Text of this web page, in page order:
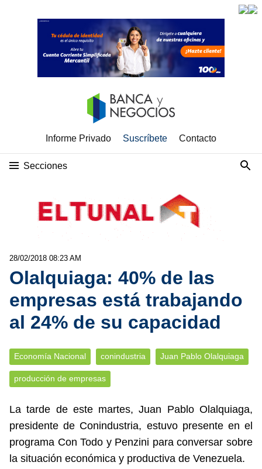
Informe Privado Suscríbete Contacto
Secciones
28/02/2018 08:23 AM
Olalquiaga: 40% de las
empresas está trabajando
al 24% de su capacidad
Economía Nacional conindustria Juan Pablo Olalquiaga
producción de empresas
La tarde de este martes, Juan Pablo Olalquiaga,
presidente de Conindustria, estuvo presente en el
programa Con Todo y Penzini para conversar sobre
la situación económica y productiva de Venezuela.